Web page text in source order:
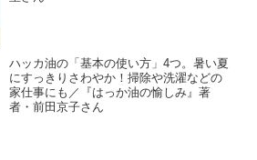
ハッカ油の「基本の使い方」4つ。暑い夏
にすっきりさわやか！掃除や洗濯などの
家仕事にも／『はっか油の愉しみ』著
者・前田京子さん